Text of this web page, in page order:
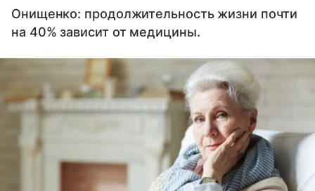
Онищенко: продолжительность жизни почти
на 40% зависит от медицины.